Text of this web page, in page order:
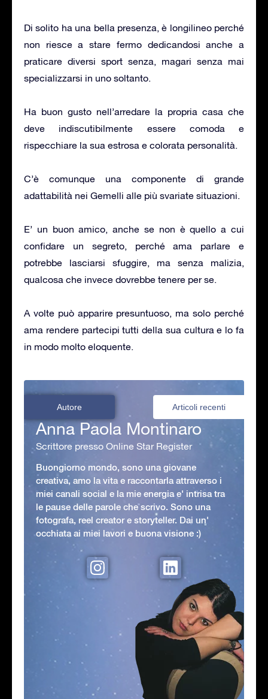
Di solito ha una bella presenza, è longilineo perché
non riesce a stare fermo dedicandosi anche a
praticare diversi sport senza, magari senza mai
specializzarsi in uno soltanto.
Ha buon gusto nell’arredare la propria casa che
deve indiscutibilmente essere comoda e
rispecchiare la sua estrosa e colorata personalità.
C’è comunque una componente di grande
adattabilità nei Gemelli alle più svariate situazioni.
E’ un buon amico, anche se non è quello a cui
confidare un segreto, perché ama parlare e
potrebbe lasciarsi sfuggire, ma senza malizia,
qualcosa che invece dovrebbe tenere per se.
A volte può apparire presuntuoso, ma solo perché
ama rendere partecipi tutti della sua cultura e lo fa
in modo molto eloquente.
Autore Articoli recenti
Anna Paola Montinaro
Scrittore presso Online Star Register
Buongiorno mondo, sono una giovane
creativa, amo la vita e raccontarla attraverso i
miei canali social e la mie energia e' intrisa tra
le pause delle parole che scrivo. Sono una
fotografa, reel creator e storyteller. Dai un'
occhiata ai miei lavori e buona visione :)